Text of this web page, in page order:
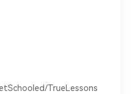
TrueLessons